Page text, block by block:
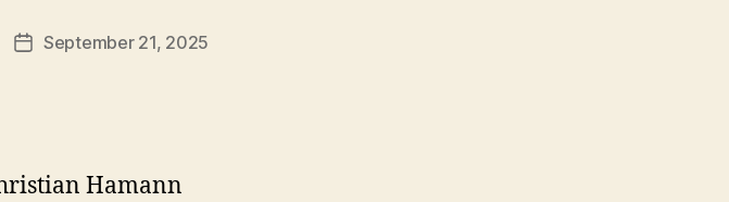
Beitragsdatum
September 21, 2025
Hamann